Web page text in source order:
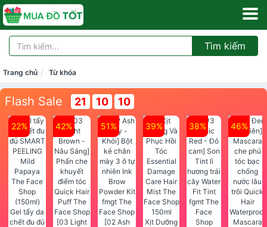
Tìm kiếm
Trang chủ Từ khóa
Flash Sale 21 10 09
22%
Gel tẩy da
chết đu đủ
42%
[03 Light
51%
[02 Ash
39%
Xịt Dưỡng
38% 46%